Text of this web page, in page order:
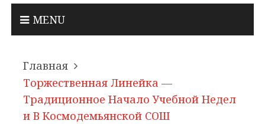
MENU
Главная
Торжественная Линейка —
Традиционное Начало Учебной Недел
И В Космодемьянской СОШ